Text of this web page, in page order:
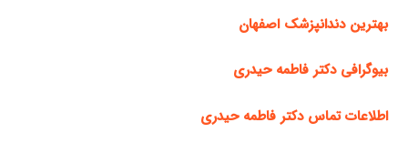
بهترین دندانپزشک اصفهان
بیوگرافی دکتر فاطمه حیدری
اطلاعات تماس دکتر فاطمه حیدری